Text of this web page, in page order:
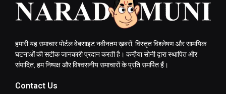
हमारी यह समाचार पोर्टल वेबसाइट नवीनतम ख़बरों, विस्तृत विश्लेषण और सामयिक
घटनाओं की सटीक जानकारी प्रदान करती है। कन्हैया सोनी द्वारा स्थापित और
संपादित, हम निष्पक्ष और विश्वसनीय समाचारों के प्रति समर्पित हैं।
Contact Us